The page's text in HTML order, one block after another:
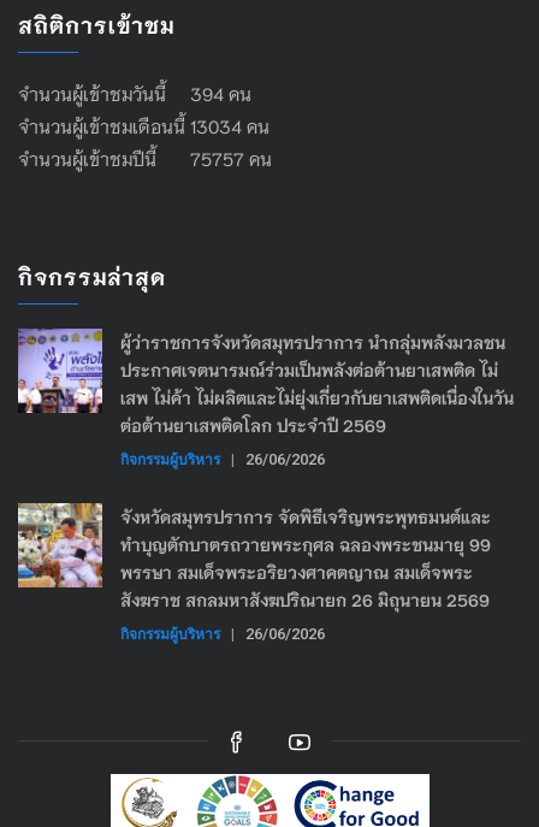
สถิติการเข้าชม
จำนวนผู้เข้าชมวันนี้ 394 คน
จำนวนผู้เข้าชมเดือนนี้ 13034 คน
จำนวนผู้เข้าชมปีนี้ 75757 คน
กิจกรรมล่าสุด
ผู้ว่าราชการจังหวัดสมุทรปราการ นำกลุ่มพลังมวลชน
ประกาศเจตนารมณ์ร่วมเป็นพลังต่อต้านยาเสพติด ไม่
เสพ ไม่ค้า ไม่ผลิตและไม่ยุ่งเกี่ยวกับยาเสพติดเนื่องในวัน
ต่อต้านยาเสพติดโลก ประจำปี 2569
กิจกรรมผู้บริหาร | 26/06/2026
จังหวัดสมุทรปราการ จัดพิธีเจริญพระพุทธมนต์และ
ทำบุญตักบาตรถวายพระกุศล ฉลองพระชนมายุ 99
พรรษา สมเด็จพระอริยวงศาคตญาณ สมเด็จพระ
สังฆราช สกลมหาสังฆปริณายก 26 มิถุนายน 2569
กิจกรรมผู้บริหาร | 26/06/2026